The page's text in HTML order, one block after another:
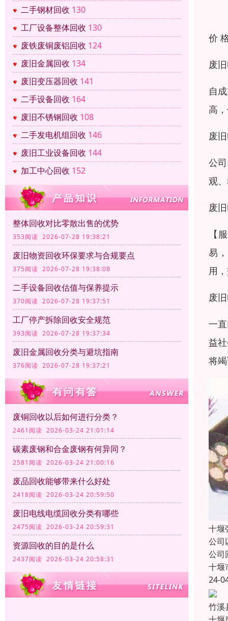
二手钢材回收 130
工厂设备整体回收 130
废铁废铜废铝回收 124
废旧金属回收 134
废旧变压器回收 141
二手设备回收 164
废旧不锈钢回收 108
二手发电机组回收 146
废旧工业设备回收 144
加工中心回收 152
整体回收对比零散出售的优势
353阅读 2026-07-28 19:38:21
废旧物资回收环保要求与合规要点
375阅读 2026-07-28 19:38:08
二手设备回收估值与保养提示
370阅读 2026-07-28 19:37:51
工厂停产拆除回收安全规范
393阅读 2026-07-28 19:37:34
废旧金属回收分类与避坑指南
376阅读 2026-07-28 19:37:21
废铜回收以后如何进行分类？
2461阅读 2026-03-24 21:01:14
碳素废钢和合金废钢有何异同？
2581阅读 2026-03-24 21:00:16
废品回收能够带来什么好处
2418阅读 2026-03-24 20:59:50
废旧电线电缆回收分类有哪些
2475阅读 2026-03-24 20:59:31
资源回收的目的是什么
2437阅读 2026-03-24 20:58:31
价
废
自
高
废
公
观
废
【
易
用
废
一
益
将
十堰
公司
公司
十堰
24-
竹溪